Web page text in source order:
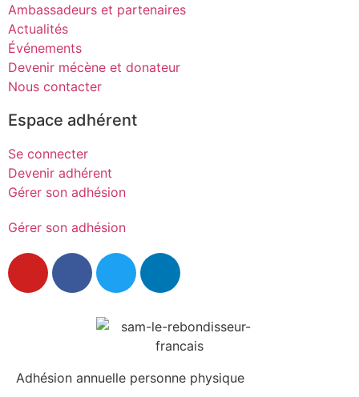
Ambassadeurs et partenaires
Actualités
Événements
Devenir mécène et donateur
Nous contacter
Espace adhérent
Se connecter
Devenir adhérent
Gérer son adhésion
Gérer son adhésion
Adhésion annuelle personne physique